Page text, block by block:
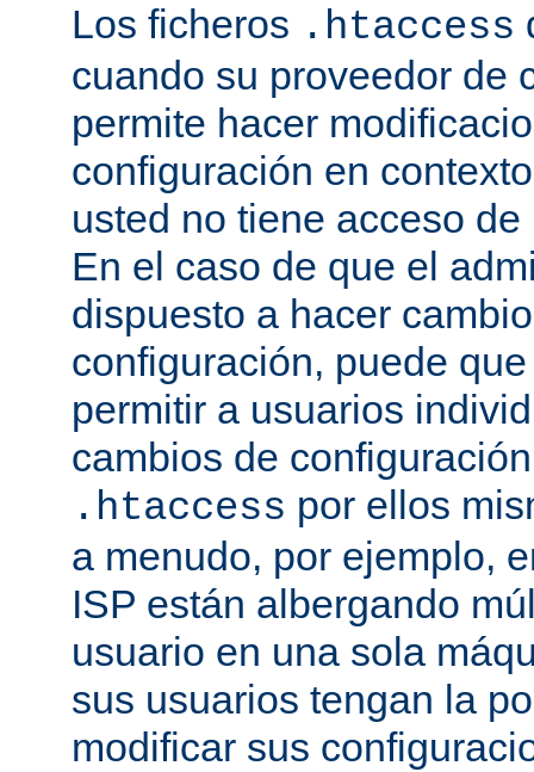
Los ficheros .htaccess
cuando su proveedor de
permite hacer
configuración en
usted no tiene acceso
En el caso de que el
dispuesto a hacer
configuración, puede
permitir a usuarios
cambios de
.htaccess por ellos
a menudo, por ejemplo,
ISP están albergando
usuario en una sola
sus usuarios tengan la
modificar sus